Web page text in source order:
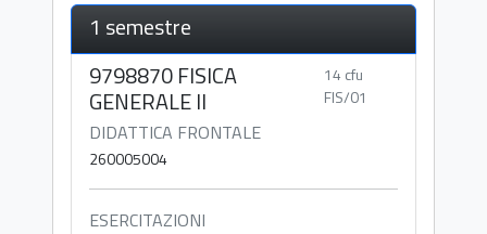
1 semestre
9798870 FISICA
GENERALE II
14 cfu
FIS/01
DIDATTICA FRONTALE
260005004
ESERCITAZIONI